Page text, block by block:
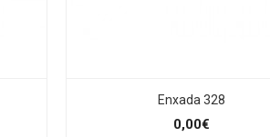
Enxada 328
0,00€